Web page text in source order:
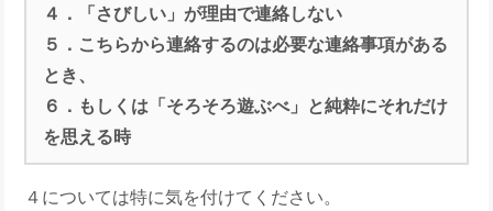
４．「さびしい」が理由で連絡しない
５．こちらから連絡するのは必要な連絡事項がある
とき、
６．もしくは「そろそろ遊ぶべ」と純粋にそれだけ
を思える時
４については特に気を付けてください。